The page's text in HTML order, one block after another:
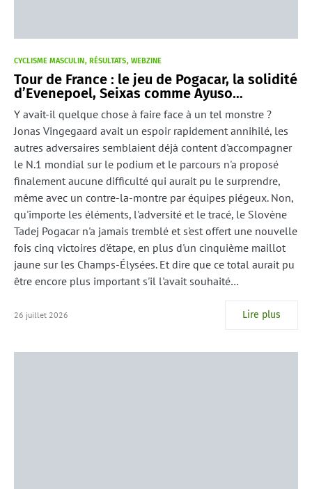
CYCLISME MASCULIN RÉSULTATS WEBZINE
Tour de France : le jeu de Pogacar, la solidité
d’Evenepoel, Seixas comme Ayuso…
Y avait-il quelque chose à faire face à un tel monstre ?
Jonas Vingegaard avait un espoir rapidement annihilé, les
autres adversaires semblaient déjà content d'accompagner
le N.1 mondial sur le podium et le parcours n'a proposé
finalement aucune difficulté qui aurait pu le surprendre,
même avec un contre-la-montre par équipes piégeux. Non,
qu'importe les éléments, l'adversité et le tracé, le Slovène
Tadej Pogacar n'a jamais tremblé et s'est offert une nouvelle
fois cinq victoires d'étape, en plus d'un cinquième maillot
jaune sur les Champs-Élysées. Et dire que ce total aurait pu
être encore plus important s'il l'avait souhaité…
26 juillet 2026 Lire plus